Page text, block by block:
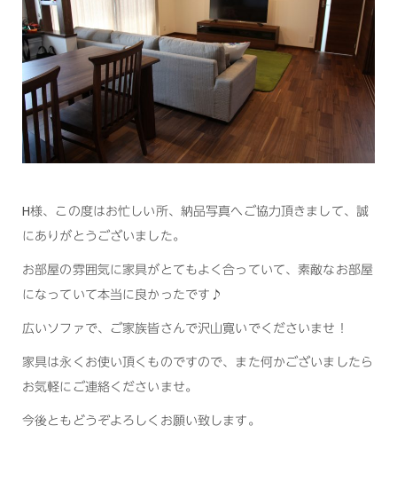
H様、この度はお忙しい所、納品写真へご協力頂きまして、誠
にありがとうございました。
お部屋の雰囲気に家具がとてもよく合っていて、素敵なお部屋
になっていて本当に良かったです♪
広いソファで、ご家族皆さんで沢山寛いでくださいませ！
家具は永くお使い頂くものですので、また何かございましたら
お気軽にご連絡くださいませ。
今後ともどうぞよろしくお願い致します。